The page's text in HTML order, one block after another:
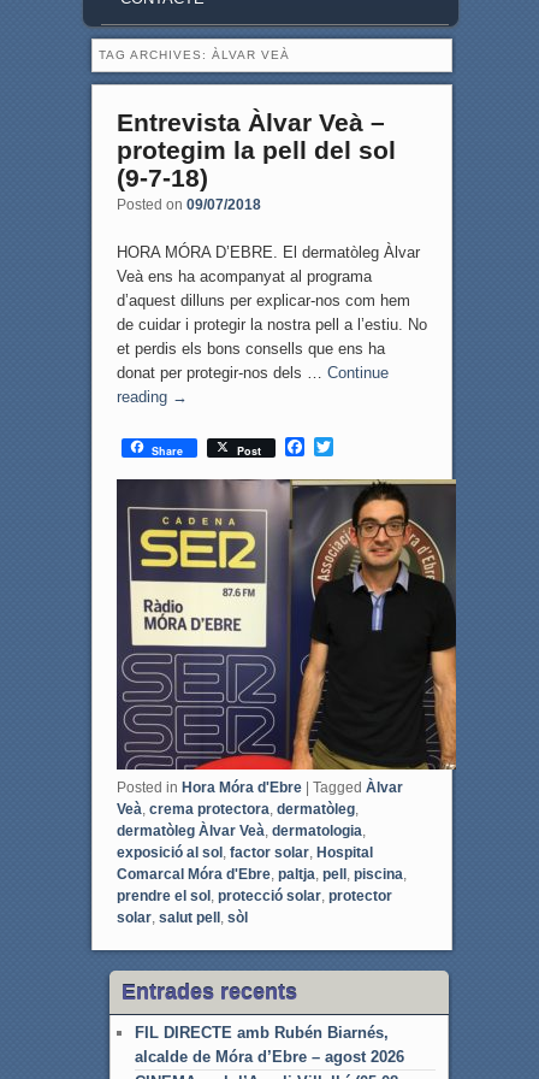
TAG ARCHIVES: ÀLVAR VEÀ
Entrevista Àlvar Veà –
protegim la pell del sol
(9-7-18)
Posted on 09/07/2018
HORA MÓRA D’EBRE. El dermatòleg Àlvar
Veà ens ha acompanyat al programa
d’aquest dilluns per explicar-nos com hem
de cuidar i protegir la nostra pell a l’estiu. No
et perdis els bons consells que ens ha
donat per protegir-nos dels … Continue
reading →
Share Post
F
c
e
b
o
o
k
T
i
t
e
r
Posted in Hora Móra d'Ebre | Tagged Àlvar
Veà crema protectora dermatòleg,
dermatòleg Àlvar Veà dermatologia
exposició al sol, factor solar, Hospital
Comarcal Móra d'Ebre, paltja pell, piscina
prendre el sol, protecció solar, protector
solar, salut pell, sòl
Entrades recents
FIL DIRECTE amb Rubén Biarnés,
alcalde de Móra d’Ebre – agost 2026